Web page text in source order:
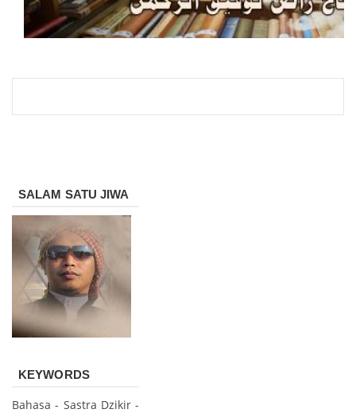
SALAM SATU JIWA
KEYWORDS
Bahasa - Sastra Dzikir -